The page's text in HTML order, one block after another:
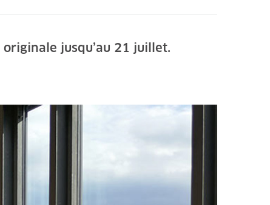
jusqu’au 21 juillet.